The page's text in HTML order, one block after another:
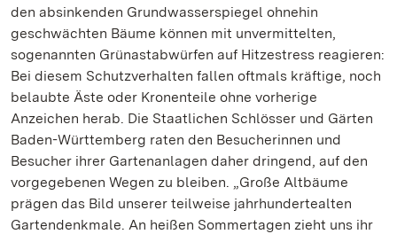
den absinkenden Grundwasserspiegel ohnehin
geschwächten Bäume können mit unvermittelten,
sogenannten Grünastabwürfen auf Hitzestress reagieren:
Bei diesem Schutzverhalten fallen oftmals kräftige, noch
belaubte Äste oder Kronenteile ohne vorherige
Anzeichen herab. Die Staatlichen Schlösser und Gärten
Baden-Württemberg raten den Besucherinnen und
Besucher ihrer Gartenanlagen daher dringend, auf den
vorgegebenen Wegen zu bleiben. „Große Altbäume
prägen das Bild unserer teilweise jahrhundertealten
Gartendenkmale. An heißen Sommertagen zieht uns ihr